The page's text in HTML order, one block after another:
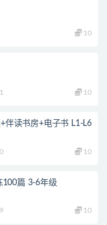
10
10
伴读书房+电子书 L1-L6
10
100篇 3-6年级
10